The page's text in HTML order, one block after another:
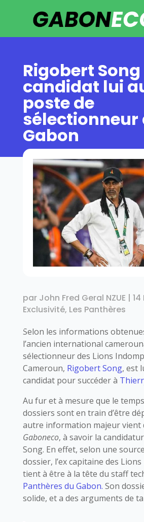
Rigobert Song
candidat lui
poste de
sélectionneur
Gabon
par John Fred Geral NZUE |
Exclusivité, Les Panthères
Selon les informations
l’ancien international
sélectionneur des Lions
Cameroun, Rigobert Song, est
candidat pour succéder à
Au fur et à mesure que le
dossiers sont en train d’être
autre information majeur vient
Gaboneco, à savoir la
Song. En effet, selon une
dossier, l’ex capitaine des
tient à être à la tête du staff
Panthères du Gabon. Son
solide, et a des arguments de